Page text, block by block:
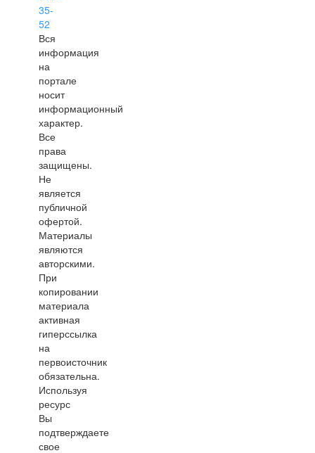
35-
52
Вся
информация
на
портале
носит
информационный
характер.
Все
права
защищены.
Не
является
публичной
офертой.
Материалы
являются
авторскими.
При
копировании
материала
активная
гиперссылка
на
первоисточник
обязательна.
Используя
ресурс
Вы
подтверждаете
свое